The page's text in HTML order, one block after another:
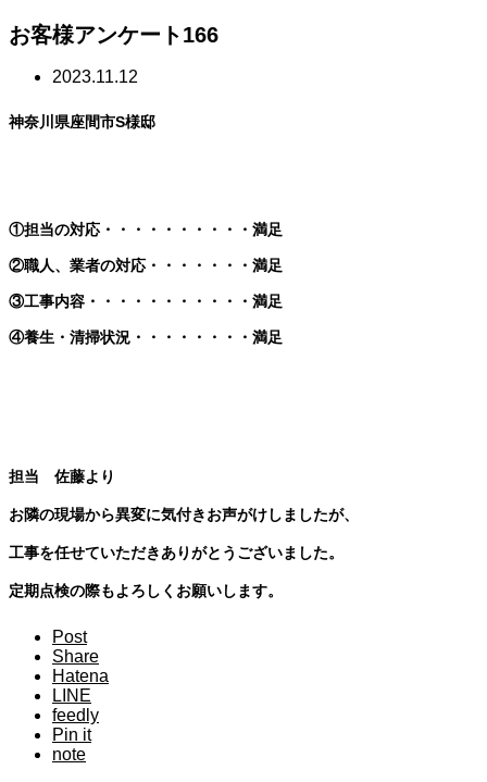
お客様アンケート166
2023.11.12
神奈川県座間市S様邸
①担当の対応・・・・・・・・・・満足
②職人、業者の対応・・・・・・・満足
③工事内容・・・・・・・・・・・満足
④養生・清掃状況・・・・・・・・満足
担当 佐藤より
お隣の現場から異変に気付きお声がけしましたが、
工事を任せていただきありがとうございました。
定期点検の際もよろしくお願いします。
Post
Share
Hatena
LINE
feedly
Pin it
note